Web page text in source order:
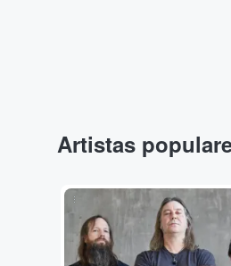
Artistas
...